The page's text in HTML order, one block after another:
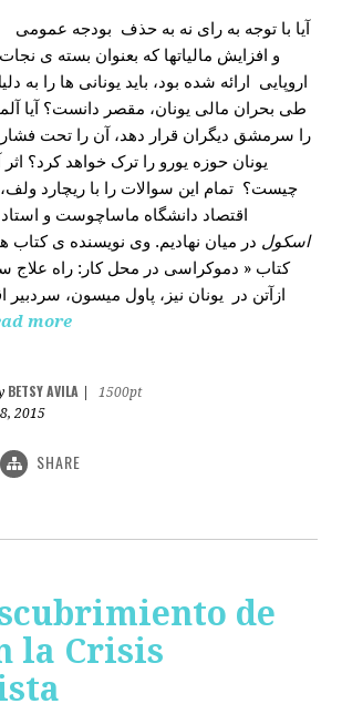
آیا با توجه به رای نه به حذف بودجه عمومی
و افزایش مالیاتها که بعنوان بسته ی
اروپایی ارائه شده بود، باید یونانی ها را به
طی بحران مالی یونان، مقصر دانست؟ آیا
را سرمشق دیگران قرار دهد، آن را تحت
یونان حوزه یورو را ترک خواهد کرد؟
چیست؟ تمام این سوالات را با ریچارد
اقتصاد دانشگاه ماساچوست و
اسکول در میان نهادیم. وی نویسنده ی کتاب
کتاب « دموکراسی در محل کار: راه علاج
ازآتن در یونان نیز، پاول میسون، سردبیر
more
BETSY AVILA
1500pt
2015
SHARE
de
la Crisis